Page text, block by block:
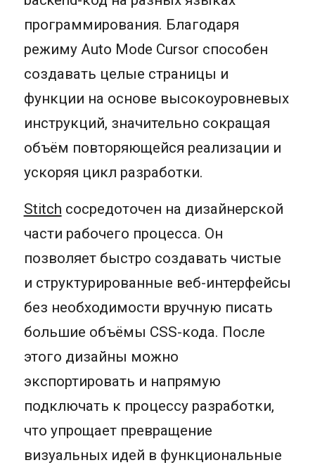
программирования. Благодаря
режиму Auto Mode Cursor способен
создавать целые страницы и
функции на основе высокоуровневых
инструкций, значительно сокращая
объём повторяющейся реализации и
ускоряя цикл разработки.
Stitch сосредоточен на дизайнерской
части рабочего процесса. Он
позволяет быстро создавать чистые
и структурированные веб-интерфейсы
без необходимости вручную писать
большие объёмы CSS-кода. После
этого дизайны можно
экспортировать и напрямую
подключать к процессу разработки,
что упрощает превращение
визуальных идей в функциональные